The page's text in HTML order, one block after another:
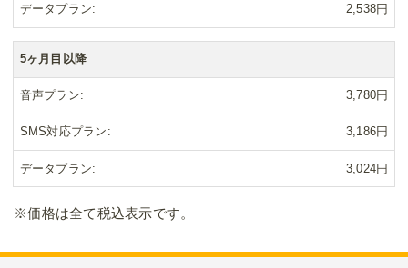
データプラン 2,538円
5ヶ月目以降
音声プラン 3,780円
SMS対応プラン 3,186円
データプラン 3,024円
※価格は全て税込表示です。